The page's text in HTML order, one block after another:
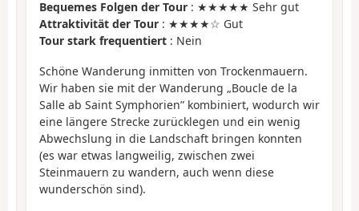
Bequemes Folgen der Tour : ★★★★★ Sehr gut
Attraktivität der Tour : ★★★★☆ Gut
Tour stark frequentiert : Nein
Schöne Wanderung inmitten von Trockenmauern.
Wir haben sie mit der Wanderung „Boucle de la
Salle ab Saint Symphorien” kombiniert, wodurch wir
eine längere Strecke zurücklegen und ein wenig
Abwechslung in die Landschaft bringen konnten
(es war etwas langweilig, zwischen zwei
Steinmauern zu wandern, auch wenn diese
wunderschön sind).